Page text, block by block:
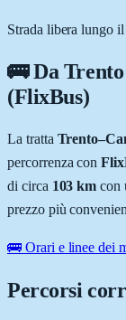
Strada libera lungo
🚌 DaTrento
(FlixBus)
La tratta Trento–
percorrenza con
di circa 103 km con
prezzo più
🚌 Orari e linee dei
Percorsi